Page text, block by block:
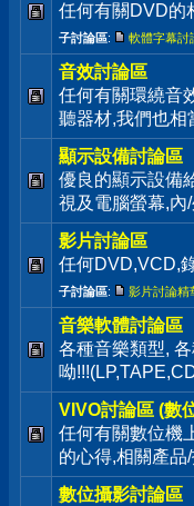
任何有關DVD的
子討論區: 軟體字幕討
音效討論區
任何有關環繞音
聽器材,我們也相
顯示設備討論區
優良的顯示設備
視及電腦螢幕,內
影片討論區
任何DVD,VCD,
子討論區: 影片討論精
音樂軟體討論區
各種音樂類型,
呦
VIVO討論區 (數
任何有關數位機
的心得,相關產品
數位攝影討論區